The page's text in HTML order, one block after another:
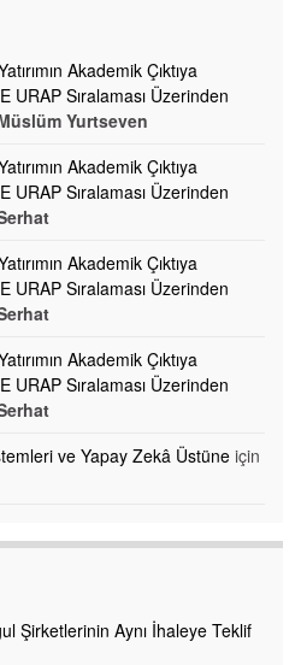
Akademik Çıktıya
URAP Sıralaması Üzerinden
Yurtseven
Akademik Çıktıya
URAP Sıralaması Üzerinden
Akademik Çıktıya
URAP Sıralaması Üzerinden
Akademik Çıktıya
URAP Sıralaması Üzerinden
ve Yapay Zekâ Üstüne için
Şirketlerinin Aynı İhaleye Teklif